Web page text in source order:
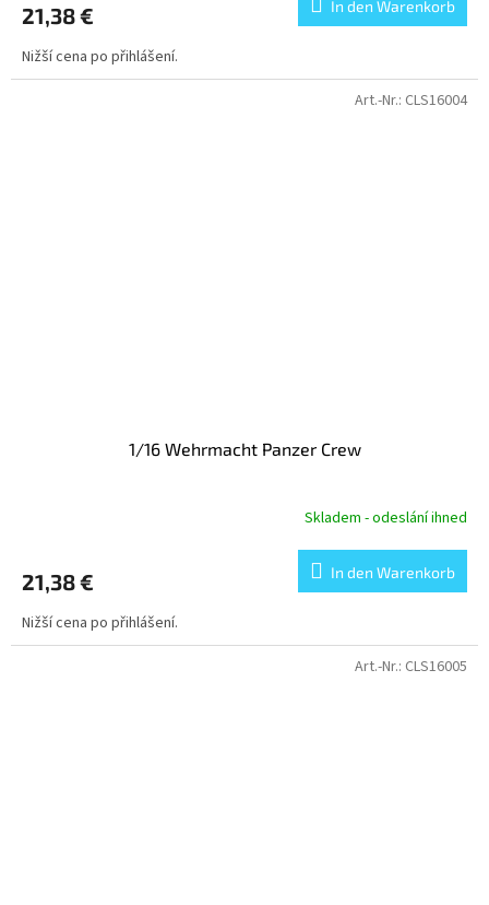
21,38 € In den Warenkorb
Nižší cena po přihlášení.
1/16 Wehrmacht Panzer Crew
Skladem - odeslání ihned
21,38 € In den Warenkorb
Nižší cena po přihlášení.
Art.-Nr.: CLS16004
Art.-Nr.: CLS16005